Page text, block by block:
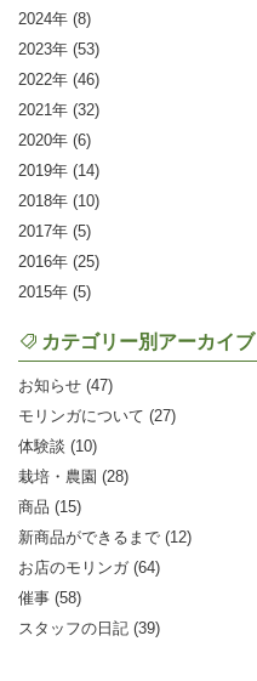
2024
(8)
2023
(53)
2022
(46)
2021
(32)
2020
(6)
2019
(14)
2018
(10)
2017
(5)
2016
(25)
2015
(5)
カテゴリー別アーカイブ
お知らせ (47)
モリンガについて (27)
体験談 (10)
栽培・農園 (28)
商品 (15)
新商品ができるまで (12)
お店のモリンガ (64)
催事 (58)
スタッフの日記 (39)